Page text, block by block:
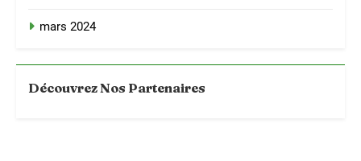
mars 2024
Découvrez Nos Partenaires